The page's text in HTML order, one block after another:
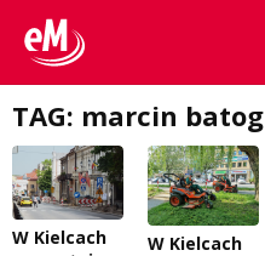
TAG: marcin batog
W Kielcach
W Kielcach